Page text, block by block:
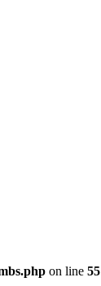
on line 55